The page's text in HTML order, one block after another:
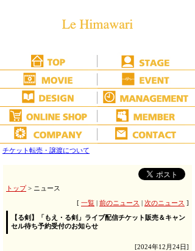
チケット転売・譲渡について
トップ> ニュース
[ 一覧 前のニュース 次のニュース ]
【る剣】「もえ・る剣」ライブ配信チケット販売＆キャン
セル待ち予約受付のお知らせ
[2024年12月24日]